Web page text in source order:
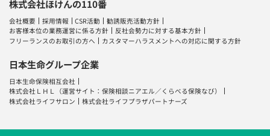
株式会社ほけんの110番
会社概要 採用情報 CSR活動
勧誘販売活動方針
お客様本位の業務運営に係る方針
反社会勢力に対する基本方針
フリーランスのお取引の方へ
カスタマーハラスメントへの対応に関する方針
日本生命グループ企業
日本生命保険相互会社
株式会社ＬＨＬ （運営サイト：保険相談ニアエル／ くらべる保険なび）
株式会社ライフサロン
株式会社ライフプラザパートナーズ